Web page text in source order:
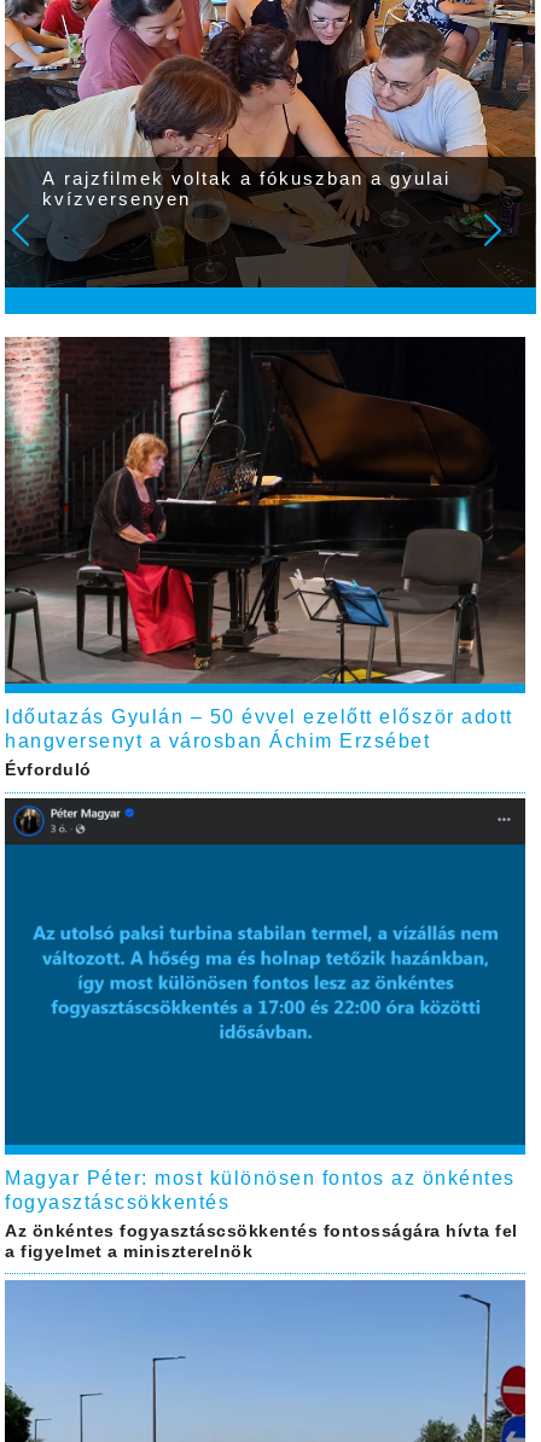
A rajzfilmek voltak a fókuszban a gyulai
kvízversenyen
Időutazás Gyulán – 50 évvel ezelőtt először adott
hangversenyt a városban Áchim Erzsébet
Évforduló
Magyar Péter: most különösen fontos az önkéntes
fogyasztáscsökkentés
Az önkéntes fogyasztáscsökkentés fontosságára hívta fel
a figyelmet a miniszterelnök